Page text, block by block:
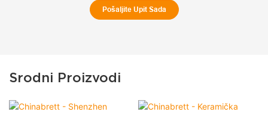
Pošaljite Upit Sada
Srodni Proizvodi